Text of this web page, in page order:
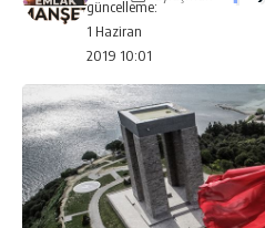
güncelleme:
1 Haziran
2019 10:01